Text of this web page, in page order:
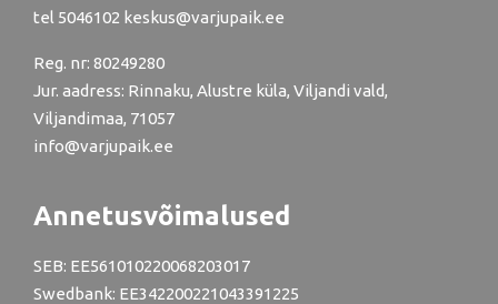
tel 5046102 keskus@varjupaik.ee
Reg. nr: 80249280
Jur. aadress: Rinnaku, Alustre küla, Viljandi vald,
Viljandimaa, 71057
info@varjupaik.ee
Annetusvõimalused
SEB: EE561010220068203017
Swedbank: EE342200221043391225